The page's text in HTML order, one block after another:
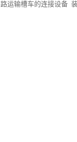
路运输槽车的连接设备